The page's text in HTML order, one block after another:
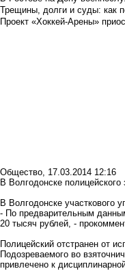
Трещины, долги и суды: как
Проект «Хоккей-Арены»
Общество, 17.03.2014 12:16
В Волгодонске
В Волгодонске участкового
- По предварительным
20 тысяч рублей, -
Полицейский отстранен от
Подозреваемого во
привлечено к